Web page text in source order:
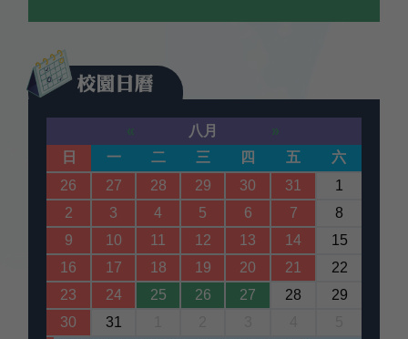
« 八月
»
日
一 二 三 四 五
六
26
27 28 29 30 31
1
2
3 4 5 6 7
8
9
10 11 12 13 14
15
16
17 18 19 20 21
22
23
24 25 26 27 28
29
30
31